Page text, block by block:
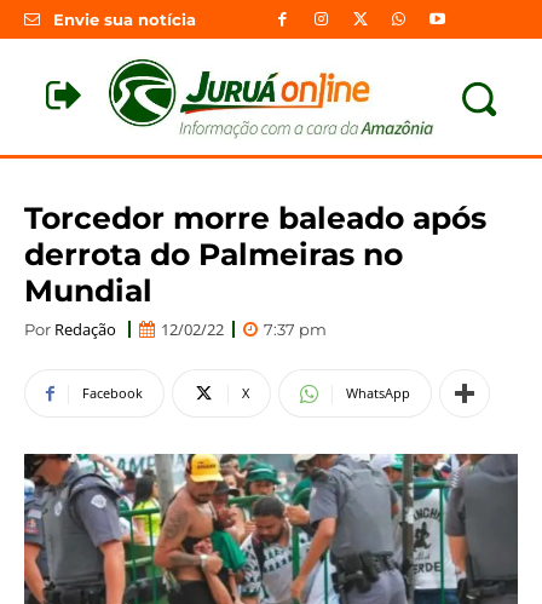
Envie sua notícia
Torcedor morre baleado após
derrota do Palmeiras no
Mundial
Por Redação 12/02/22 7:37 pm
Facebook X WhatsApp